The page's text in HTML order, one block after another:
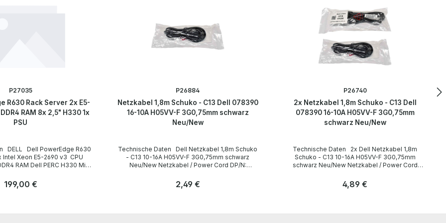
P27035
R630 Rack Server 2x E5-
RAM 8x 2,5" H330 1x
PSU
Rack 1U
/ Einbauplätze für Laufwerke
GHz Number of CPU
Regulärer Preis:
199,00 €
P26884
Netzkabel 1,8m Schuko - C13 Dell 078390
16-10A H05VV-F 3G0,75mm schwarz
Neu/New
Technische Daten Dell Netzkabel 1,8m Schuko
- C13 10-16A H05VV-F 3G0,75mm schwarz
Neu/New Netzkabel / Power Cord DP/N:
Manufacturer / Hersteller Dell Length / Länge
Schuko / 16A 250V~ angled / abgewinkelt no /
Regulärer Preis:
2,49 €
P26740
2x Netzkabel 1,8m Schuko - C13 Dell
078390 16-10A H05VV-F 3G0,75mm
schwarz Neu/New
Technische Daten 2x Dell Netzkabel 1,8m
Schuko - C13 10-16A H05VV-F 3G0,75mm
schwarz Neu/New Netzkabel / Power Cord
Plug / Stecker Schuko / 16A 250V~ angled /
Regulärer Preis:
4,89 €